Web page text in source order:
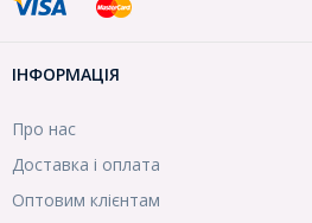
ІНФОРМАЦІЯ
Про нас
Доставка і оплата
Оптовим клієнтам